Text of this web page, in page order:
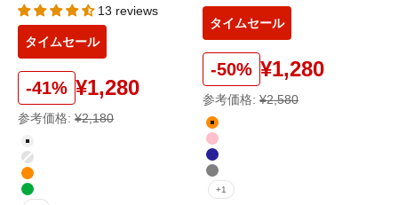
13 reviews
タイムセール
-41% ¥1,280
参考価格: ¥2,180
color
透明
半透明
オレンジ
グリーン
タイムセール
-50% ¥1,280
参考価格: ¥2,580
color
オレンジ
ピンク
ブルー
グレー
+1